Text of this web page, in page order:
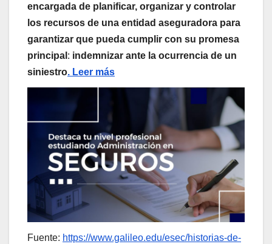
encargada de planificar, organizar y controlar
los recursos de una entidad aseguradora para
garantizar que pueda cumplir con su promesa
principal : indemnizar ante la ocurrencia de un
siniestro. Leer más
Fuente: https://www.galileo.edu/esec/historias-de-